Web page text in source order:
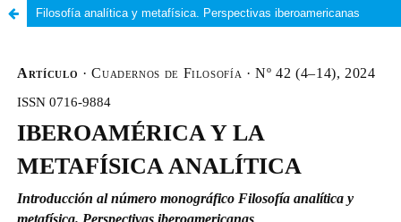
Filosofía analítica y metafísica. Perspectivas iberoamericanas